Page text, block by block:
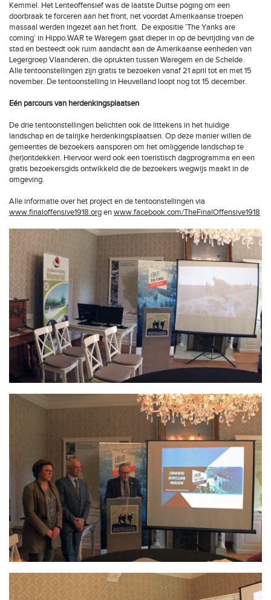
Kemmel. Het Lenteoffensief was de laatste Duitse poging om een
doorbraak te forceren aan het front, net voordat Amerikaanse troepen
massaal werden ingezet aan het front. De expositie ’The Yanks are
coming’ in Hippo.WAR te Waregem gaat dieper in op de bevrijding van de
stad en besteedt ook ruim aandacht aan de Amerikaanse eenheden van
Legergroep Vlaanderen, die oprukten tussen Waregem en de Schelde.
Alle tentoonstellingen zijn gratis te bezoeken vanaf 21 april tot en met 15
november. De tentoonstelling in Heuvelland loopt nog tot 15 december.
Eén parcours van herdenkingsplaatsen
De drie tentoonstellingen belichten ook de littekens in het huidige
landschap en de talrijke herdenkingsplaatsen. Op deze manier willen de
gemeentes de bezoekers aansporen om het omliggende landschap te
(her)ontdekken. Hiervoor werd ook een toeristisch dagprogramma en een
gratis bezoekersgids ontwikkeld die de bezoekers wegwijs maakt in de
omgeving.
Alle informatie over het project en de tentoonstellingen via
www.finaloffensive1918.orgenwww.facebook.com/TheFinalOffensive1918